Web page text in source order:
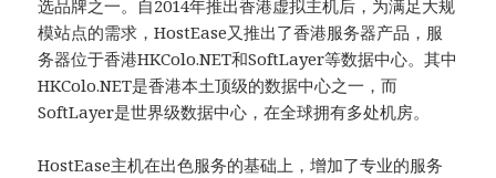
选品牌之一。自2014年推出香港虚拟主机后，为满足大规
模站点的需求，HostEase又推出了香港服务器产品，服
务器位于香港HKColo.NET和SoftLayer等数据中心。其中
HKColo.NET是香港本土顶级的数据中心之一，而
SoftLayer是世界级数据中心，在全球拥有多处机房。
HostEase主机在出色服务的基础上，增加了专业的服务